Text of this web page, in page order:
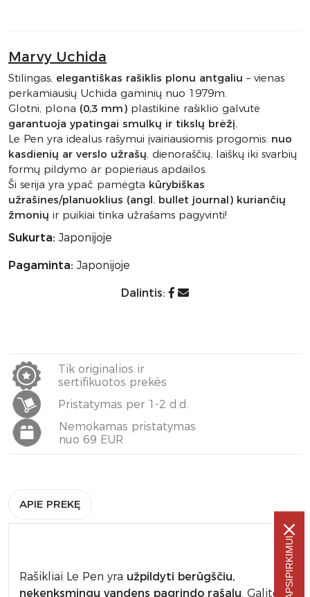
Marvy Uchida
Stilingas, elegantiškas rašiklis plonu antgaliu – vienas
perkamiausių Uchida gaminių nuo 1979m.
Glotni, plona (0,3 mm) plastikinė rašiklio galvutė
garantuoja ypatingai smulkų ir tikslų brėžį.
Le Pen yra idealus rašymui įvairiausiomis progomis: nuo
kasdienių ar verslo užrašų, dienoraščių, laiškų iki svarbių
formų pildymo ar popieriaus apdailos.
Ši serija yra ypač pamėgta kūrybiškas
užrašines/planuoklius (angl. bullet journal) kuriančių
žmonių ir puikiai tinka užrašams pagyvinti!
Sukurta: Japonijoje
Pagaminta: Japonijoje
Dalintis:
Tik originalios ir
sertifikuotos prekės
Pristatymas per 1-2 d.d.
Nemokamas pristatymas
nuo 69 EUR
APIE PREKĘ
Rašikliai Le Pen yra užpildyti berūgščiu,
nekenksmingu vandens pagrindo rašalu. Galite